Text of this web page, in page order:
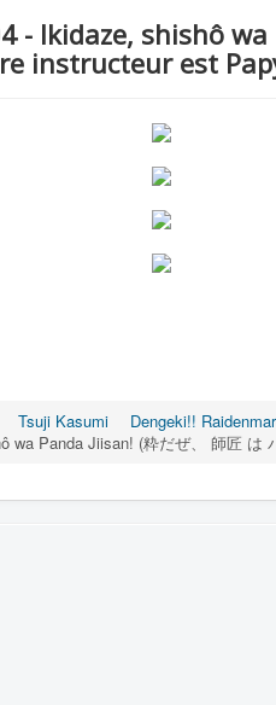
- Ikidaze, shishô
instructeur est
Tsuji Kasumi
Dengeki!!
wa Panda Jiisan! (粋だぜ、 師匠